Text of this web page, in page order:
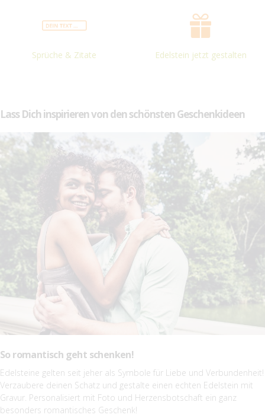
Sprüche & Zitate Edelstein jetzt gestalten
Lass Dich inspirieren von den schönsten Geschenkideen
So romantisch geht schenken!
Edelsteine gelten seit jeher als Symbole für Liebe und Verbundenheit!
Verzaubere deinen Schatz und gestalte einen echten Edelstein mit
Gravur. Personalisiert mit Foto und Herzensbotschaft ein ganz
besonders romantisches Geschenk!